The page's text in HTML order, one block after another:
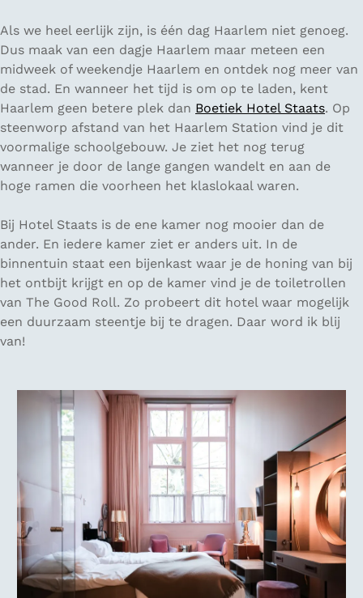
Als we heel eerlijk zijn, is één dag Haarlem niet genoeg.
Dus maak van een dagje Haarlem maar meteen een
midweek of weekendje Haarlem en ontdek nog meer van
de stad. En wanneer het tijd is om op te laden, kent
Haarlem geen betere plek dan Boetiek Hotel Staats. Op
steenworp afstand van het Haarlem Station vind je dit
voormalige schoolgebouw. Je ziet het nog terug
wanneer je door de lange gangen wandelt en aan de
hoge ramen die voorheen het klaslokaal waren.
Bij Hotel Staats is de ene kamer nog mooier dan de
ander. En iedere kamer ziet er anders uit. In de
binnentuin staat een bijenkast waar je de honing van bij
het ontbijt krijgt en op de kamer vind je de toiletrollen
van The Good Roll. Zo probeert dit hotel waar mogelijk
een duurzaam steentje bij te dragen. Daar word ik blij
van!